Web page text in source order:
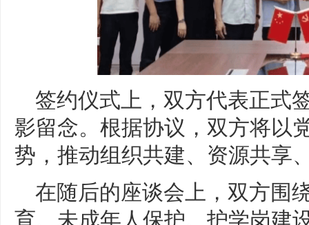
签约仪式上，双方代表正式
影留念。根据协议，双方将以
势，推动组织共建、资源共享
在随后的座谈会上，双方围
育、未成年人保护、护学岗建